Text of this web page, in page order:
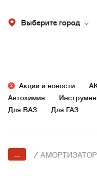
Выберите город
Акции и новости
Автохимия
Для ВАЗ
Для ГАЗ
... /